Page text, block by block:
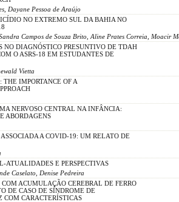
Dayane Pessoa de Araújo
NO EXTREMO SUL DA BAHIA NO
Campos de Souza Brito, Aline Prates Correia, Moacir
NO DIAGNÓSTICO PRESUNTIVO DE TDAH
O ASRS-18 EM ESTUDANTES DE
Vietta
IMPORTANCE OF A
NERVOSO CENTRAL NA INFÂNCIA:
ABORDAGENS
A COVID-19: UM RELATO DE
ATUALIDADES E PERSPECTIVAS
Caselato, Denise Pedreira
ACUMULAÇÃO CEREBRAL DE FERRO
DE CASO DE SÍNDROME DE
COM CARACTERÍSTICAS